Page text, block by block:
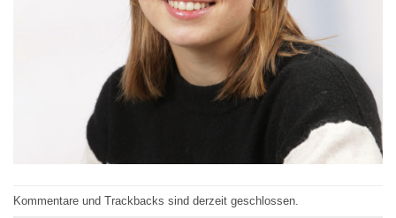
Kommentare und Trackbacks sind derzeit geschlossen.